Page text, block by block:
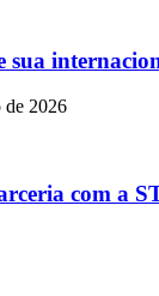
de 2026
com a